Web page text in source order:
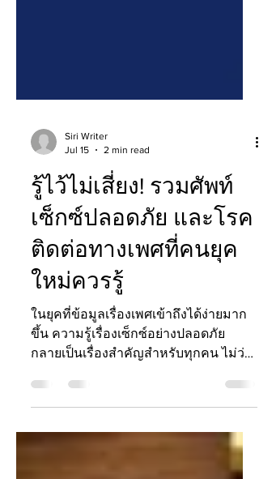
Siri Writer
Jul 15
2 min read
รู้ไว้ไม่เสี่ยง! รวมศัพท์
เซ็กซ์ปลอดภัย และโรค
ติดต่อทางเพศที่คนยุค
ใหม่ควรรู้
ในยุคที่ข้อมูลเรื่องเพศเข้าถึงได้ง่ายมาก
กลายเป็นเรื่องสำคัญสำหรับทุกคน ไม่ว่า
จะเป็นวัยเรียน วัยทำงาน หรือผู้ที่มีคู่นอน
กว้างเรื่องเพศมากขึ้น แต่หลายคนยังมี
ความเข้าใจผิดเกี่ยวกับโรคติดต่อทางเพศ